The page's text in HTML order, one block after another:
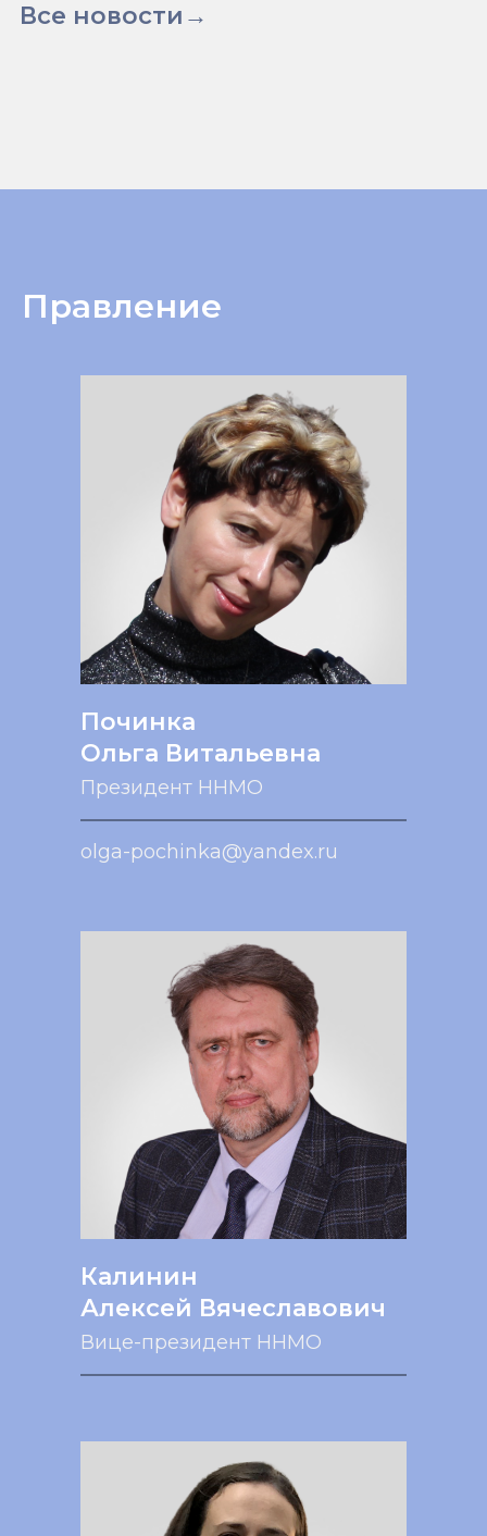
Все новости→
Правление
Починка
Ольга Витальевна
Президент ННМО
olga-pochinka@yandex.ru
Калинин
Алексей Вячеславович
Вице-президент ННМО